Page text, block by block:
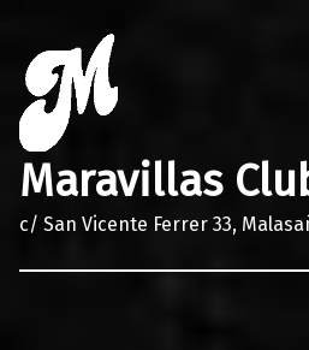
Maravillas
c/ San Vicente Ferrer 33,